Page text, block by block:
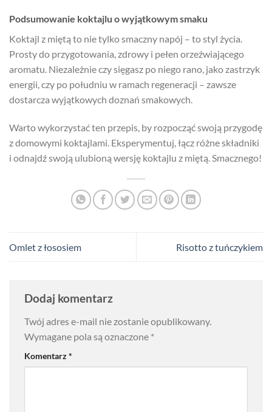
Podsumowanie koktajlu o wyjątkowym smaku
Koktajl z miętą to nie tylko smaczny napój – to styl życia.
Prosty do przygotowania, zdrowy i pełen orzeźwiającego
aromatu. Niezależnie czy sięgasz po niego rano, jako zastrzyk
energii, czy po południu w ramach regeneracji – zawsze
dostarcza wyjątkowych doznań smakowych.
Warto wykorzystać ten przepis, by rozpocząć swoją przygodę
z domowymi koktajlami. Eksperymentuj, łącz różne składniki
i odnajdź swoją ulubioną wersję koktajlu z miętą. Smacznego!
Omlet z łososiem Risotto z tuńczykiem
Dodaj komentarz
Twój adres e-mail nie zostanie opublikowany.
Wymagane pola są oznaczone *
Komentarz*